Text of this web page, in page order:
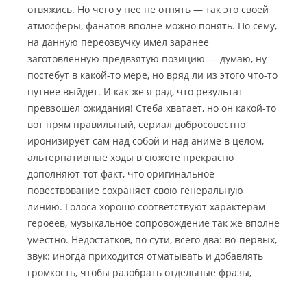
отвяжись. Но чего у нее не отнять — так это своей
атмосферы, фанатов вполне можно понять. По сему,
на данную переозвучку имел заранее
заготовленную предвзятую позицию — думаю, ну
постебут в какой-то мере, но вряд ли из этого что-то
путнее выйдет. И как же я рад, что результат
превзошел ожидания! Стеба хватает, но он какой-то
вот прям правильный, сериал добросовестно
иронизирует сам над собой и над аниме в целом,
альтернативные ходы в сюжете прекрасно
дополняют тот факт, что оригинальное
повествование сохраняет свою генеральную
линию. Голоса хорошо соответствуют характерам
героеев, музыкальное сопровождение так же вполне
уместно. Недостатков, по сути, всего два: во-первых,
звук: иногда приходится отматывать и добавлять
громкость, чтобы разобрать отдельные фразы,